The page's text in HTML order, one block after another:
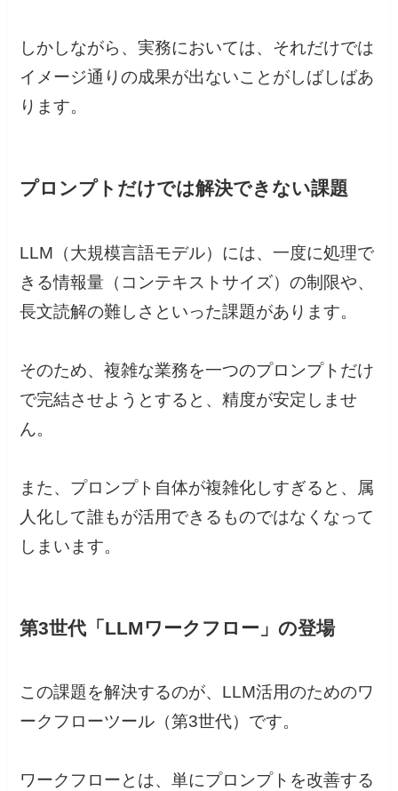
しかしながら、実務においては、それだけでは
イメージ通りの成果が出ないことがしばしばあ
ります。
プロンプトだけでは解決できない課題
LLM（大規模言語モデル）には、一度に処理で
きる情報量（コンテキストサイズ）の制限や、
長文読解の難しさといった課題があります。
そのため、複雑な業務を一つのプロンプトだけ
で完結させようとすると、精度が安定しませ
ん。
また、プロンプト自体が複雑化しすぎると、属
人化して誰もが活用できるものではなくなって
しまいます。
第3世代「LLMワークフロー」の登場
この課題を解決するのが、LLM活用のためのワ
ークフローツール（第3世代）です。
ワークフローとは、単にプロンプトを改善する